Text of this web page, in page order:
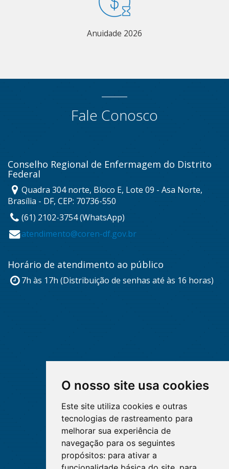
O nosso site usa cookies
Este site utiliza cookies e outras
tecnologias de rastreamento para
melhorar sua experiência de
navegação para os seguintes
propósitos: para ativar a
Anuidade 2026
Fale Conosco
Conselho Regional de Enfermagem do Distrito
Federal
Quadra 304 norte, Bloco E, Lote 09 - Asa Norte,
Brasília - DF, CEP: 70736-550
(61) 2102-3754 (WhatsApp)
atendimento@coren-df.gov.br
Horário de atendimento ao público
7h às 17h (Distribuição de senhas até às 16 horas)